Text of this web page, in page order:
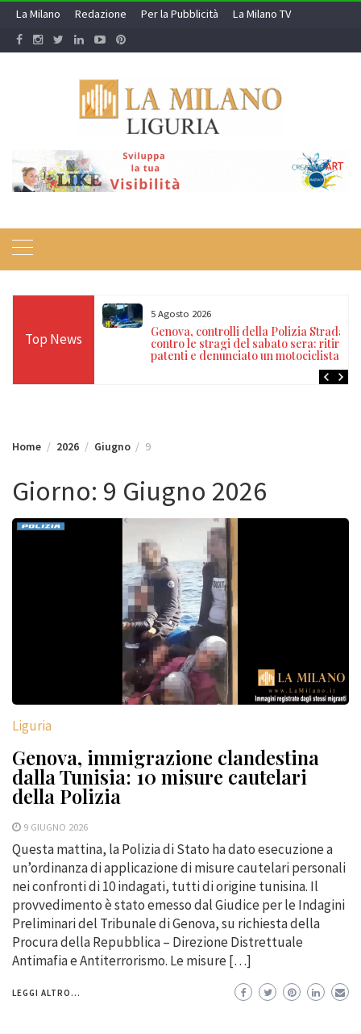
Skip
content
La Milano Redazione Per la Pubblicità La Milano TV
Top News
denunciati
con
5 Agosto 2026
Genova, controlli della Polizia Stradale
contro le stragi del sabato sera: ritirate
patenti e denunciato un motociclista
Home 2026 Giugno 9
Giorno: 9 Giugno 2026
Liguria
Genova, immigrazione clandestina
dalla Tunisia: 10 misure cautelari
della Polizia
9 GIUGNO 2026
Questa mattina, la Polizia di Stato ha dato esecuzione a
un’ordinanza di applicazione di misure cautelari personali
nei confronti di 10 indagati, tutti di origine tunisina. Il
provvedimento è stato emesso dal Giudice per le Indagini
Preliminari del Tribunale di Genova, su richiesta della
Procura della Repubblica – Direzione Distrettuale
Antimafia e Antiterrorismo. Le misure […]
LEGGI ALTRO...